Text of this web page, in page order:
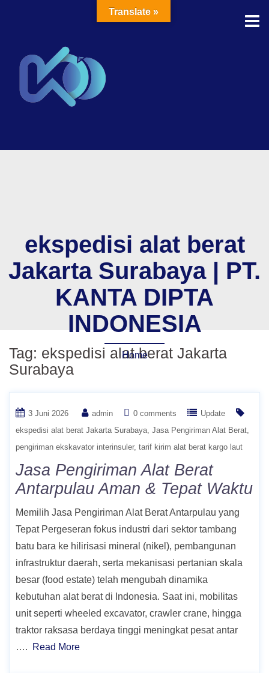
ekspedisi alat berat
Jakarta Surabaya | PT.
KANTA DIPTA
INDONESIA
Home
Tag: ekspedisi alat berat Jakarta
Surabaya
3 Juni 2026 admin 0 comments
Update
ekspedisi alat berat Jakarta Surabaya Jasa Pengiriman Alat Berat
pengiriman ekskavator interinsuler tarif kirim alat berat kargo laut
Jasa Pengiriman Alat Berat
Antarpulau Aman & Tepat Waktu
Memilih Jasa Pengiriman Alat Berat Antarpulau yang
Tepat Pergeseran fokus industri dari sektor tambang
batu bara ke hilirisasi mineral (nikel), pembangunan
infrastruktur daerah, serta mekanisasi pertanian skala
besar (food estate) telah mengubah dinamika
kebutuhan alat berat di Indonesia. Saat ini, mobilitas
unit seperti wheeled excavator, crawler crane, hingga
traktor raksasa berdaya tinggi meningkat pesat antar
….
Read More
Translate »